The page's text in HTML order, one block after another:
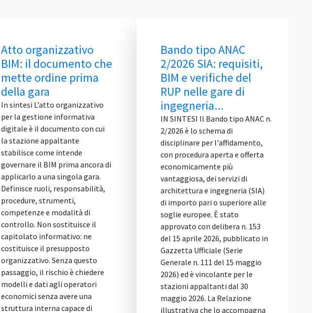
Bando tipo ANAC
2/2026 SIA: requisiti,
BIM e verifiche del
RUP nelle gare di
ingegneria...
IN SINTESI Il Bando tipo ANAC n.
2/2026 è lo schema di
disciplinare per l'affidamento,
con procedura aperta e offerta
economicamente più
vantaggiosa, dei servizi di
architettura e ingegneria (SIA)
di importo pari o superiore alle
soglie europee. È stato
approvato con delibera n. 153
del 15 aprile 2026, pubblicato in
Gazzetta Ufficiale (Serie
Generale n. 111 del 15 maggio
2026) ed è vincolante per le
stazioni appaltanti dal 30
maggio 2026. La Relazione
illustrativa che lo accompagna
Unicità dell’Offerta: le
Offerte Alternative
Sono Vietate
IN SINTESI Il Tar Lazio, Roma,
Sez. II bis, con la sentenza 4
agosto 2026, n. 14084, ribadisce
che il principio di unicità
dell'offerta vieta a ogni
concorrente di presentare più di
una proposta in gara. La regola
serve a garantire la
comparazione tra i partecipanti
in condizioni di parità. Nel caso
deciso, un'impresa aveva offerto
un prodotto diverso da quello
richiesto nelle specifiche
tecniche, dichiarandosi però
disponibile a fornire il materiale
originariamente indicato
qualora la stazione appaltante
lo avesse ritenuto inderogabile.
Per il Tar questa è un'offerta